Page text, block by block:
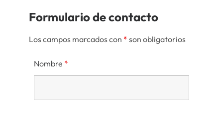
Formulario de contacto
Los campos marcados con * son obligatorios
Nombre *